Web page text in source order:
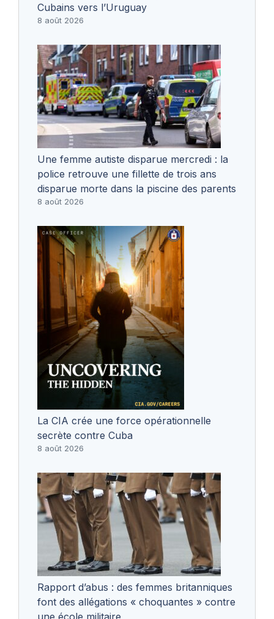
Cubains vers l’Uruguay
8 août 2026
Une femme autiste disparue mercredi : la
police retrouve une fillette de trois ans
disparue morte dans la piscine des parents
8 août 2026
La CIA crée une force opérationnelle
secrète contre Cuba
8 août 2026
Rapport d’abus : des femmes britanniques
font des allégations « choquantes » contre
une école militaire